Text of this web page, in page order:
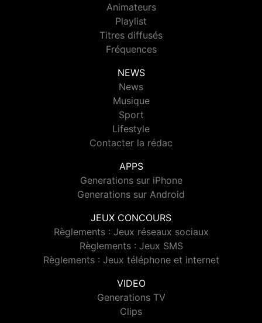
Animateurs
Playlist
Titres diffusés
Fréquences
NEWS
News
Musique
Sport
Lifestyle
Contacter la rédac
APPS
Generations sur iPhone
Generations sur Android
JEUX CONCOURS
Règlements : Jeux réseaux sociaux
Règlements : Jeux SMS
Règlements : Jeux téléphone et internet
VIDEO
Generations TV
Clips